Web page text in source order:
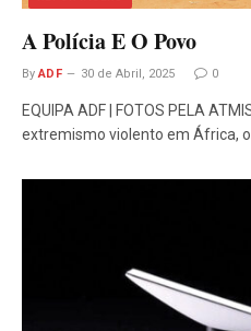
A Polícia E O Povo
By ADF 30 de Abril, 2025 0
EQUIPA ADF | FOTOS PELA
extremismo violento em África,